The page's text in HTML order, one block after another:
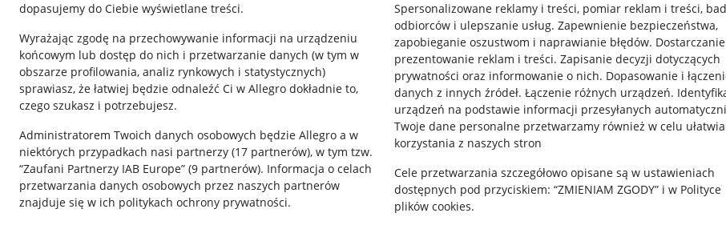
dopasujemy do Ciebie wyświetlane treści.
Wyrażając zgodę na przechowywanie informacji na urządzeniu
końcowym lub dostęp do nich i przetwarzanie danych (w tym w
obszarze profilowania, analiz rynkowych i statystycznych)
sprawiasz, że łatwiej będzie odnaleźć Ci w Allegro dokładnie to,
czego szukasz i potrzebujesz.
Administratorem Twoich danych osobowych będzie Allegro a w
niektórych przypadkach nasi partnerzy (17 partnerów), w tym tzw.
“Zaufani Partnerzy IAB Europe” (9 partnerów). Informacja o celach
przetwarzania danych osobowych przez naszych partnerów
znajduje się w ich politykach ochrony prywatności.
Spersonalizowane reklamy i treści, pomiar reklam i treści,
odbiorców i ulepszanie usług. Zapewnienie bezpieczeństwa,
zapobieganie oszustwom i naprawianie błędów.
prezentowanie reklam i treści. Zapisanie decyzji dotyczących
prywatności oraz informowanie o nich. Dopasowanie i
danych z innych źródeł. Łączenie różnych urządzeń.
urządzeń na podstawie informacji przesyłanych
Twoje dane personalne przetwarzamy również w celu
korzystania z naszych stron
Cele przetwarzania szczegółowo opisane są w ustawieniach
dostępnych pod przyciskiem: “ZMIENIAM ZGODY” i w Polityce
plików cookies.
Przydatne informacje
Jak to działa
Napisz do nas
Allegro Gadane dla sprzedających
Regulamin
Polityka plików "cookies"
Ustawienia plików "cookies"
Pobierz aplikację